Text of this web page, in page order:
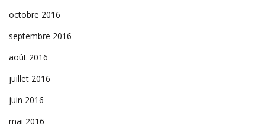
octobre 2016
septembre 2016
août 2016
juillet 2016
juin 2016
mai 2016